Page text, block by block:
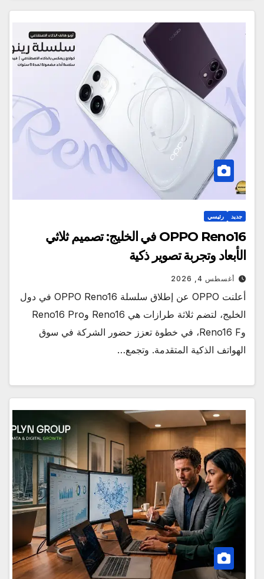
جديد رئيسي
OPPO Reno16 في الخليج: تصميم ثلاثي
الأبعاد وتجربة تصوير ذكية
أغسطس 4, 2026
أعلنت OPPO عن إطلاق سلسلة OPPO Reno16 في دول
الخليج، لتضم ثلاثة طرازات هي Reno16 وReno16 Pro
وReno16 F، في خطوة تعزز حضور الشركة في سوق
الهواتف الذكية المتقدمة. وتجمع…